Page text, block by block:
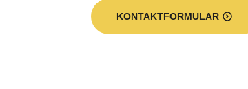
KONTAKTFORMULAR